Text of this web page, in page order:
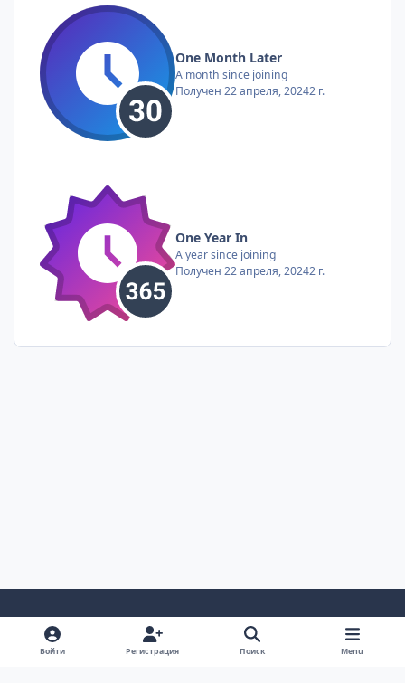
One Month Later
A month since joining
Получен 22 апреля, 20242 г.
One Year In
A year since joining
Получен 22 апреля, 20242 г.
Светлый Режим
Темный РежимНастройка Системы
Войти Регистрация Поиск Menu